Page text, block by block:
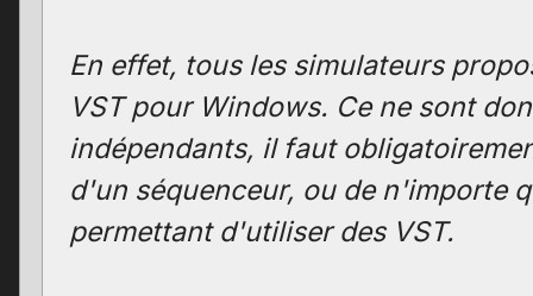
En effet, tous les simulateurs
VST pour Windows. Ce ne sont
indépendants, il faut
d'un séquenceur, ou de n'importe
permettant d'utiliser des VST.